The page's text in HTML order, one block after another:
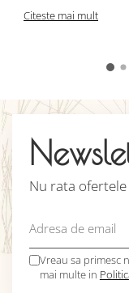
Citeste mai mult
Nu rata
Vreau sa primesc
mai multe in